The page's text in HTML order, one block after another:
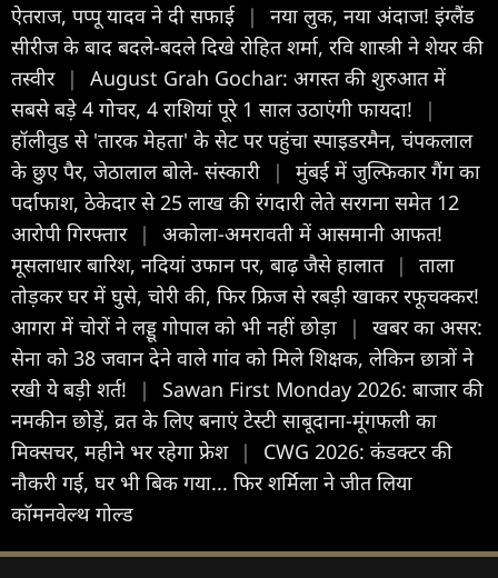
ऐतराज, पप्पू यादव ने दी सफाई
|
नया लुक, नया अंदाज! इंग्लैंड
सीरीज के बाद बदले-बदले दिखे रोहित शर्मा, रवि शास्त्री ने शेयर की
तस्वीर |
August Grah Gochar: अगस्त की शुरुआत में
सबसे बड़े 4 गोचर, 4 राशियां पूरे 1 साल उठाएंगी फायदा!
|
हॉलीवुड से 'तारक मेहता' के सेट पर पहुंचा स्पाइडरमैन, चंपकलाल
के छुए पैर, जेठालाल बोले- संस्कारी
|
मुंबई में जुल्फिकार गैंग का
पर्दाफाश, ठेकेदार से 25 लाख की रंगदारी लेते सरगना समेत 12
आरोपी गिरफ्तार |
अकोला-अमरावती में आसमानी आफत!
मूसलाधार बारिश, नदियां उफान पर, बाढ़ जैसे हालात |
ताला
तोड़कर घर में घुसे, चोरी की, फिर फ्रिज से रबड़ी खाकर रफूचक्कर!
आगरा में चोरों ने लड्डू गोपाल को भी नहीं छोड़ा
|
खबर का असर:
सेना को 38 जवान देने वाले गांव को मिले श‍िक्षक, लेकिन छात्रों ने
रखी ये बड़ी शर्त!
|
Sawan First Monday 2026: बाजार की
नमकीन छोड़ें, व्रत के लिए बनाएं टेस्टी साबूदाना-मूंगफली का
मिक्सचर, महीने भर रहेगा फ्रेश |
CWG 2026: कंडक्टर की
नौकरी गई, घर भी बिक गया... फिर शर्मिला ने जीत लिया
कॉमनवेल्थ गोल्ड